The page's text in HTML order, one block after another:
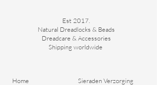
uitstraling en dat maakt ze juist zo leuk.
Est 2017.
Natural Dreadlocks & Beads
Dreadcare & Accessories
Shipping worldwide ​
Home Sieraden Verzorging